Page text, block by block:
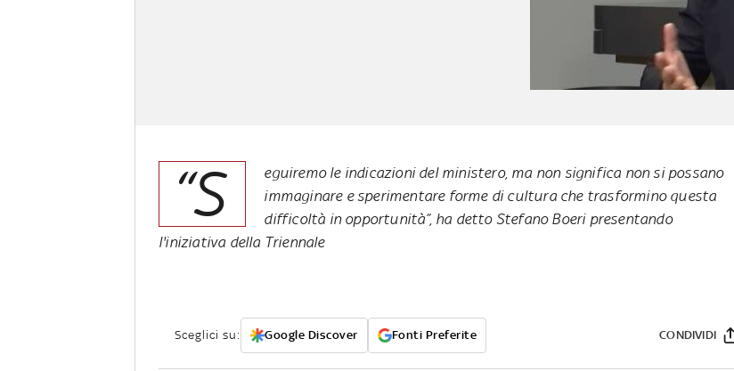
“S
eguiremo le indicazioni del ministero, ma non significa non si possano
immaginare e sperimentare forme di cultura che trasformino questa
difficoltà in opportunità”, ha detto Stefano Boeri presentando
l'iniziativa della Triennale
Sceglici su: Google Discover Fonti Preferite CONDIVIDI